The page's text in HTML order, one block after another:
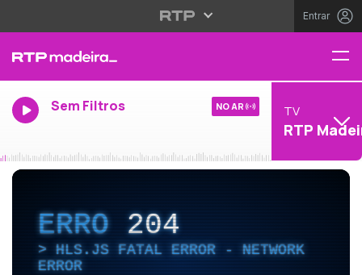
Entrar
Sem Filtros NO AR TV
RTP
ERRO204
HLS.JS FATAL ERROR - NETWORK
ERROR